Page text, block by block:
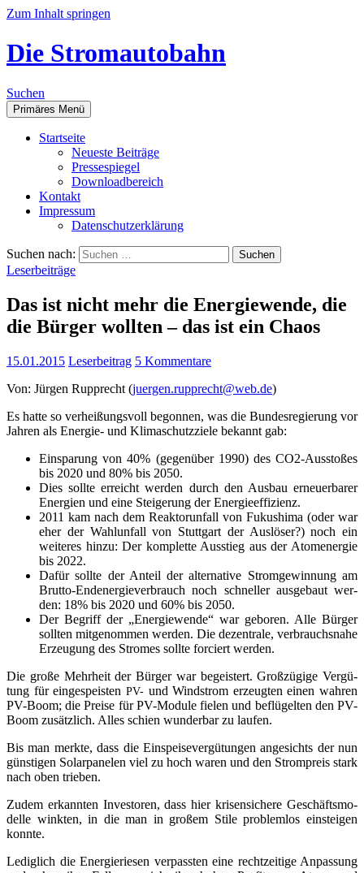
Zum Inhalt springen
Die Stromautobahn
Suchen
Primäres Menü
Start­sei­te
Neu­es­te Beiträge
Pres­se­spie­gel
Down­load­be­reich
Kon­takt
Impres­sum
Daten­schutz­er­klä­rung
Suchen nach:
Leserbeiträge
Das ist nicht mehr die Ener­gie­wen­de, die
die Bür­ger woll­ten – das ist ein Chaos
15.01.2015 Leserbeitrag 5 Kommentare
Von: Jür­gen Rup­p­recht (juergen.rupprecht@web.de)
Es hat­te so ver­hei­ßungs­voll begon­nen, was die Bun­des­re­gie­rung vor
Jah­ren als Ener­gie- und Kli­ma­schutz­zie­le bekannt gab:
Ein­spa­rung von 40% (gegen­über 1990) des CO2-Aus­sto­ßes
bis 2020 und 80% bis 2050.
Dies soll­te erreicht wer­den durch den Aus­bau erneu­er­ba­rer
Ener­gien und eine Stei­ge­rung der Energieeffizienz.
2011 kam nach dem Reak­tor­un­fall von Fuku­shi­ma (oder war
eher der Wahl­un­fall von Stutt­gart der Aus­lö­ser?) noch ein
wei­te­res hin­zu: Der kom­plet­te Aus­stieg aus der Atom­ener­gie
bis 2022.
Dafür soll­te der Anteil der alter­na­ti­ve Strom­ge­win­nung am
Brut­to-End­ener­gie­ver­brauch noch schnel­ler aus­ge­baut wer­
den: 18% bis 2020 und 60% bis 2050.
Der Begriff der „Ener­gie­wen­de“ war gebo­ren. Alle Bür­ger
soll­ten mit­ge­nom­men wer­den. Die dezen­tra­le, ver­brauchs­na­he
Erzeu­gung des Stro­mes soll­te for­ciert werden.
Die gro­ße Mehr­heit der Bür­ger war begeis­tert. Groß­zü­gi­ge Ver­gü­
tung für ein­ge­speis­ten PV-und Wind­strom erzeug­ten einen wah­ren
PV-Boom; die Prei­se für PV-Modu­le fie­len und beflü­gel­ten den PV-
Boom zusätz­lich. Alles schien wun­der­bar zu laufen.
Bis man merk­te, dass die Ein­spei­se­ver­gü­tun­gen ange­sichts der nun
güns­ti­gen Solar­pa­nelen viel zu hoch waren und den Strom­preis stark
nach oben trieben.
Zudem erkann­ten Inves­to­ren, dass hier kri­sen­si­che­re Geschäfts­mo­
del­le wink­ten, in die man in gro­ßem Sti­le pro­blem­los ein­stei­gen
konnte.
Ledig­lich die Ener­gie­rie­sen ver­pass­ten eine recht­zei­ti­ge Anpas­sung